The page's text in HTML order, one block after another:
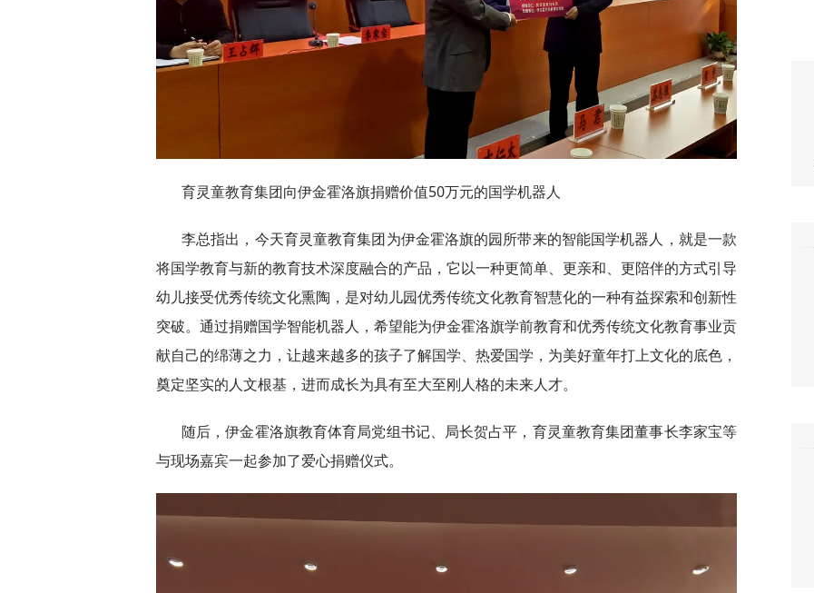
育灵童教育集团向伊金霍洛旗捐赠价值50万元的国学机器人
李总指出，今天育灵童教育集团为伊金霍洛旗的园所带来的智能国学机器人，就是一款
将国学教育与新的教育技术深度融合的产品，它以一种更简单、更亲和、更陪伴的方式引导
幼儿接受优秀传统文化熏陶，是对幼儿园优秀传统文化教育智慧化的一种有益探索和创新性
突破。通过捐赠国学智能机器人，希望能为伊金霍洛旗学前教育和优秀传统文化教育事业贡
献自己的绵薄之力，让越来越多的孩子了解国学、热爱国学，为美好童年打上文化的底色，
奠定坚实的人文根基，进而成长为具有至大至刚人格的未来人才。
随后，伊金霍洛旗教育体育局党组书记、局长贺占平，育灵童教育集团董事长李家宝等
与现场嘉宾一起参加了爱心捐赠仪式。